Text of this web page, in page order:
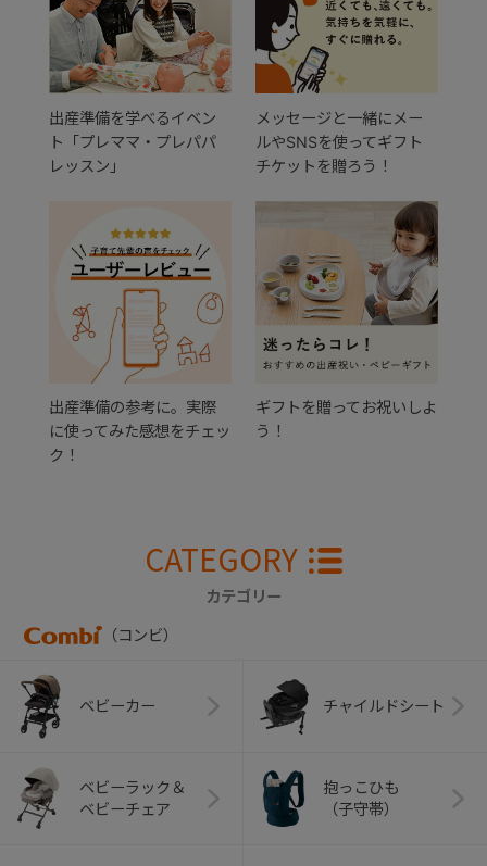
出産準備を学べるイベン
ト「プレママ・プレパパ
レッスン」
メッセージと一緒にメー
ルやSNSを使ってギフト
チケットを贈ろう！
出産準備の参考に。実際
に使ってみた感想をチェッ
ク！
ギフトを贈ってお祝いしよ
う！
CATEGORY
カテゴリー
（コンビ）
ベビーカー チャイルドシート
ベビーラック＆
ベビーチェア
抱っこひも
（子守帯）